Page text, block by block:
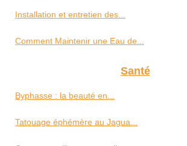
Installation et entretien des...
Comment Maintenir une Eau de...
Santé
Byphasse : la beauté en...
Tatouage éphémère au Jagua...